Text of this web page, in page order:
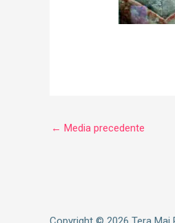
← Media precedente